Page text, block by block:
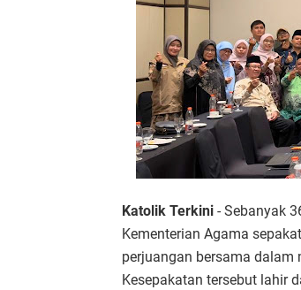
Katolik Terkini - Sebanyak
Kementerian Agama
perjuangan bersama dalam
Kesepakatan tersebut lahir